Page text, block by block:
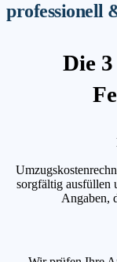
professionell
Die
sorgfältig ausfüllen
Angaben,